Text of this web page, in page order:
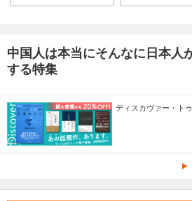
中国人は本当にそんなに日本人
する特集
ディスカヴァー・ト